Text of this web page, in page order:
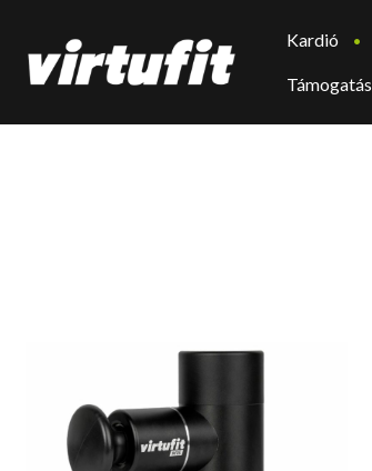
Kardió
Támogatás